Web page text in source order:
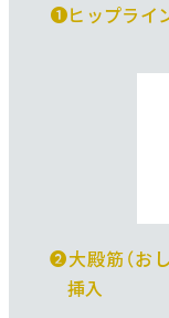
❶ヒップラ
❷大殿筋（おしりの筋肉）と筋膜の間にバッグを
挿入